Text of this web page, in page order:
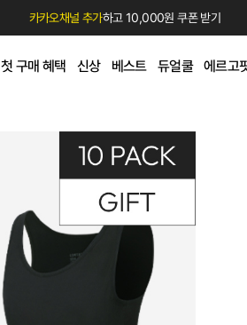
카카오채널 추가하고 10,000원 쿠폰 받기
첫 구매 혜택 신상 베스트 듀얼쿨 에르고